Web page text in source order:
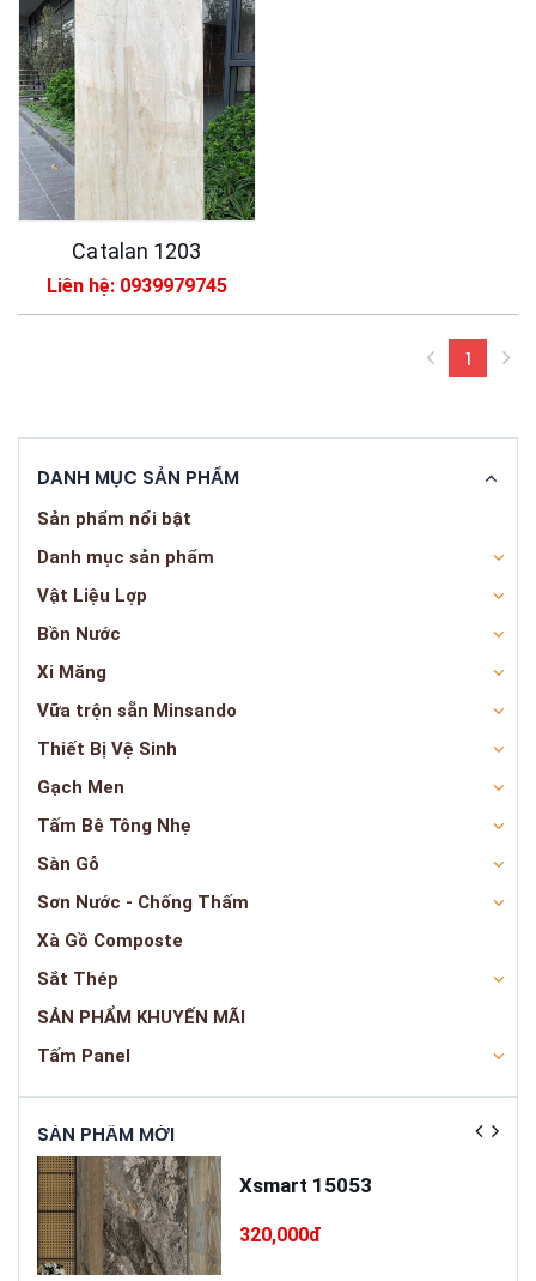
Catalan 1203
Liên hệ: 0939979745
1
DANH MỤC SẢN PHẨM
Sản phẩm nổi bật
Danh mục sản phẩm
Vật Liệu Lợp
Bồn Nước
Xi Măng
Vữa trộn sẵn Minsando
Thiết Bị Vệ Sinh
Gạch Men
Tấm Bê Tông Nhẹ
Sàn Gỗ
Sơn Nước - Chống Thấm
Xà Gồ Composte
Sắt Thép
SẢN PHẨM KHUYẾN MÃI
Tấm Panel
SẢN PHẨM MỚI
Xsmart 15053
320,000đ